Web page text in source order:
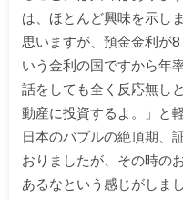
は、ほとんど興味を示し
思いますが、預金金利が
いう金利の国ですから年
話をしても全く反応無し
動産に投資するよ。」と
日本のバブルの絶頂期、
おりましたが、その時の
あるなという感じがしまし